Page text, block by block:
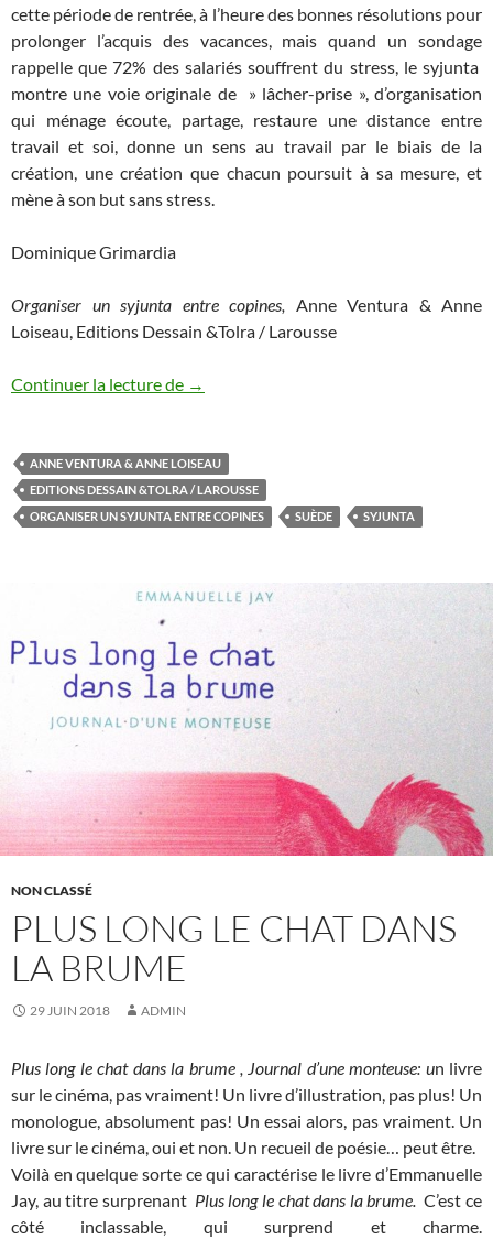
cette période de rentrée, à l’heure des bonnes résolutions pour
prolonger l’acquis des vacances, mais quand un sondage
rappelle que 72% des salariés souffrent du stress, le syjunta
montre une voie originale de » lâcher-prise », d’organisation
qui ménage écoute, partage, restaure une distance entre
travail et soi, donne un sens au travail par le biais de la
création, une création que chacun poursuit à sa mesure, et
mène à son but sans stress.
Dominique Grimardia
Organiser un syjunta entre copines, Anne Ventura & Anne
Loiseau, Editions Dessain &Tolra / Larousse
Continuer la lecture de Le Syjunta: une méthode créative de
→
ANNE VENTURA & ANNE LOISEAU
EDITIONS DESSAIN &TOLRA / LAROUSSE
ORGANISER UN SYJUNTA ENTRE COPINES
SUÈDE SYJUNTA
NON CLASSÉ
PLUS LONG LE CHAT DANS
LA BRUME
29 JUIN 2018 ADMIN
Plus long le chat dans la brume , Journal d’une monteuse: un livre
sur le cinéma, pas vraiment! Un livre d’illustration, pas plus! Un
monologue, absolument pas! Un essai alors, pas vraiment. Un
livre sur le cinéma, oui et non. Un recueil de poésie… peut être.
Voilà en quelque sorte ce qui caractérise le livre d’Emmanuelle
Jay, au titre surprenant Plus long le chat dans la brume. C’est ce
côté inclassable, qui surprend et charme.